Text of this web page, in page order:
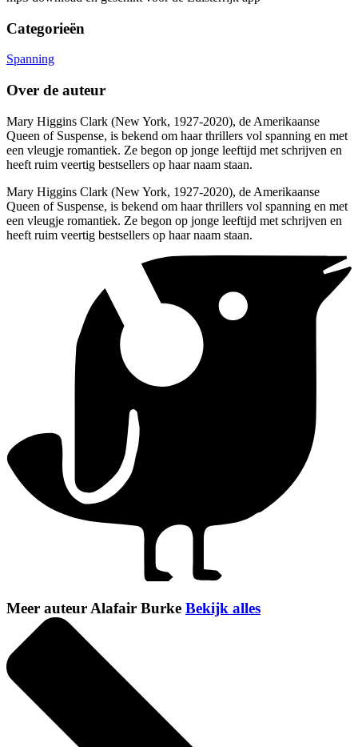
Categorieën
Spanning
Over de auteur
Mary Higgins Clark (New York, 1927-2020), de Amerikaanse
Queen of Suspense, is bekend om haar thrillers vol spanning en met
een vleugje romantiek. Ze begon op jonge leeftijd met schrijven en
heeft ruim veertig bestsellers op haar naam staan.
Mary Higgins Clark (New York, 1927-2020), de Amerikaanse
Queen of Suspense, is bekend om haar thrillers vol spanning en met
een vleugje romantiek. Ze begon op jonge leeftijd met schrijven en
heeft ruim veertig bestsellers op haar naam staan.
Meer auteur Alafair Burke Bekijk alles